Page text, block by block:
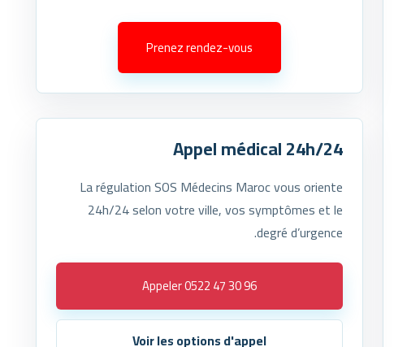
Prenez rendez-vous
Appel médical 24h/24
La régulation SOS Médecins Maroc vous oriente
24h/24 selon votre ville, vos symptômes et le
degré d’urgence.
Appeler 0522 47 30 96
Voir les options d'appel